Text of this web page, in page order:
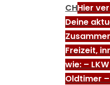
CHHier
Deine
Freizeit,
wie: –
Oldtimer